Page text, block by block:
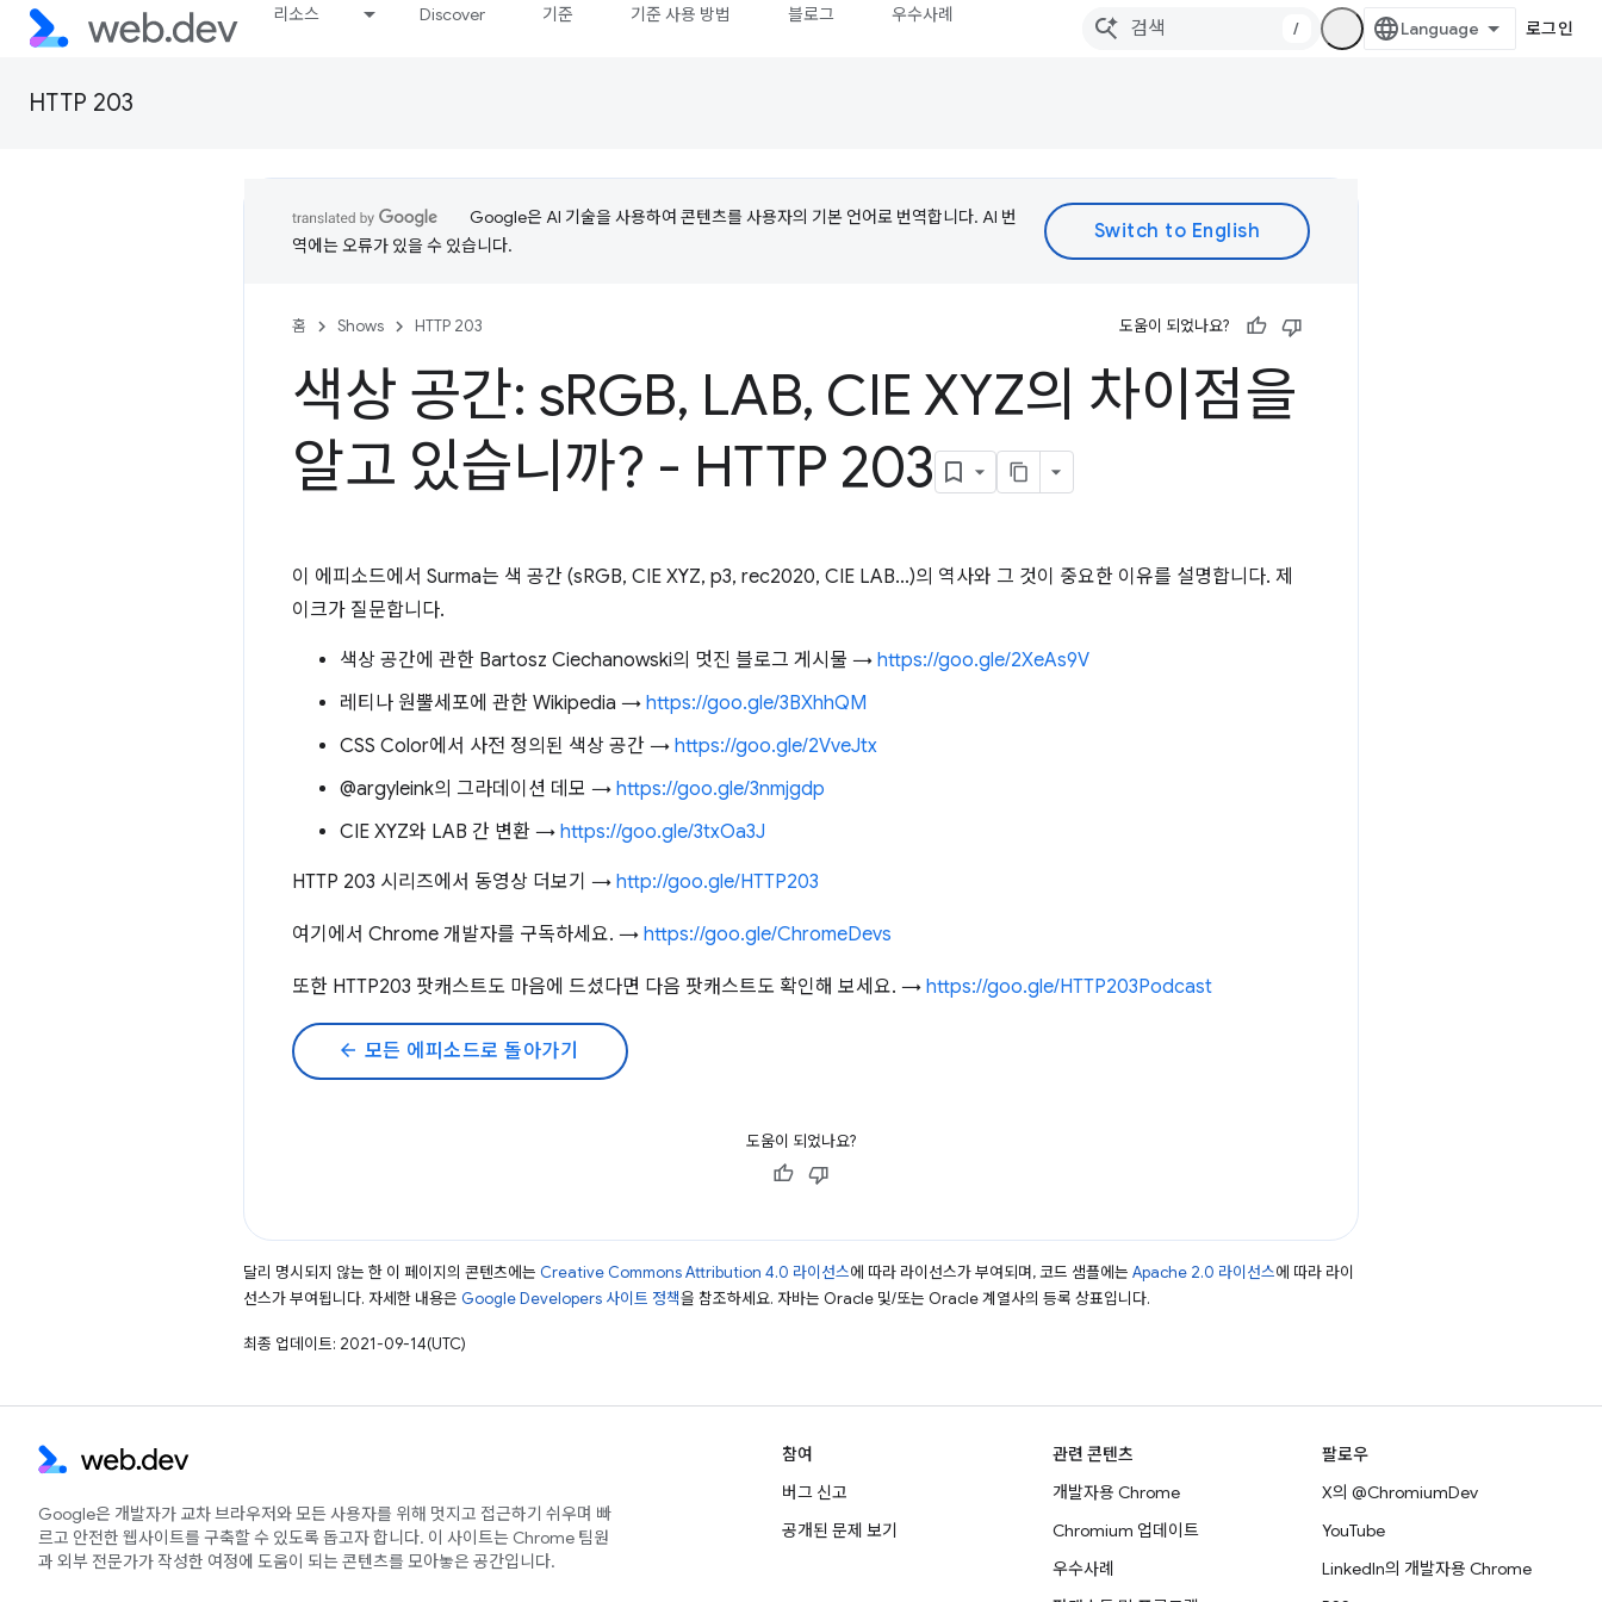
리소스 Discover 기준 기준 사용 방법 블로그 우수사례
/ 로그인
HTTP 203
Google은 AI 기술을 사용하여 콘텐츠를 사용자의 기본 언어로 번역합니다. AI 번
역에는 오류가 있을 수 있습니다.
홈 Shows HTTP 203 도움이 되었나요?
색상 공간: sRGB, LAB, CIE XYZ의 차이점을
알고 있습니까? - HTTP 203
이 에피소드에서 Surma는 색 공간 (sRGB, CIE XYZ, p3, rec2020, CIE LAB...)의 역사와 그 것이 중요한 이유를 설명합니다. 제
이크가 질문합니다.
색상 공간에 관한 Bartosz Ciechanowski의 멋진 블로그 게시물 → https://goo.gle/2XeAs9V
레티나 원뿔세포에 관한 Wikipedia → https://goo.gle/3BXhhQM
CSS Color에서 사전 정의된 색상 공간 → https://goo.gle/2VveJtx
@argyleink의 그라데이션 데모 → https://goo.gle/3nmjgdp
CIE XYZ와 LAB 간 변환 → https://goo.gle/3txOa3J
HTTP 203 시리즈에서 동영상 더보기 → http://goo.gle/HTTP203
여기에서 Chrome 개발자를 구독하세요. → https://goo.gle/ChromeDevs
또한 HTTP203 팟캐스트도 마음에 드셨다면 다음 팟캐스트도 확인해 보세요. → https://goo.gle/HTTP203Podcast
arrow_back 모든 에피소드로 돌아가기
도움이 되었나요?
달리 명시되지 않는 한 이 페이지의 콘텐츠에는 Creative Commons Attribution 4.0 라이선스에 따라 라이선스가 부여되며, 코드 샘플에는 Apache 2.0 라이선스에 따라 라이
선스가 부여됩니다. 자세한 내용은 Google Developers 사이트 정책을 참조하세요. 자바는 Oracle 및/또는 Oracle 계열사의 등록 상표입니다.
최종 업데이트: 2021-09-14(UTC)
Google은 개발자가 교차 브라우저와 모든 사용자를 위해 멋지고 접근하기 쉬우며 빠
르고 안전한 웹사이트를 구축할 수 있도록 돕고자 합니다. 이 사이트는 Chrome 팀원
과 외부 전문가가 작성한 여정에 도움이 되는 콘텐츠를 모아놓은 공간입니다.
참여
버그 신고
공개된 문제 보기
관련 콘텐츠
개발자용 Chrome
Chromium 업데이트
우수사례
팔로우
X의 @ChromiumDev
YouTube
LinkedIn의 개발자용 Chrome